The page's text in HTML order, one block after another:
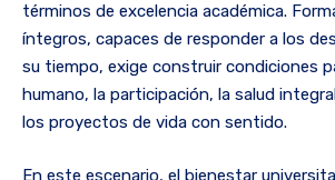
términos de excelencia académica.
íntegros, capaces de responder a los
su tiempo, exige construir condiciones
humano, la participación, la salud
los proyectos de vida con sentido.
En este escenario, el bienestar